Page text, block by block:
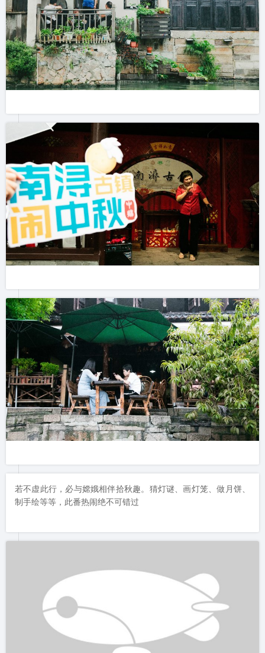
若不虚此行，必与嫦娥相伴拾秋趣。猜灯谜、画灯笼、做月饼、
制手绘等等，此番热闹绝不可错过